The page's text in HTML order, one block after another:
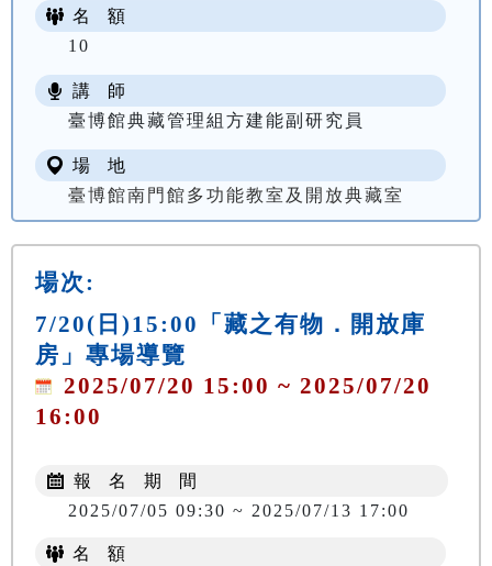
名 額
10
講 師
臺博館典藏管理組方建能副研究員
場 地
臺博館南門館多功能教室及開放典藏室
場次:
7/20(日)15:00「藏之有物．開放庫
房」專場導覽
2025/07/20 15:00 ~ 2025/07/20
16:00
報 名 期 間
2025/07/05 09:30 ~ 2025/07/13 17:00
名 額